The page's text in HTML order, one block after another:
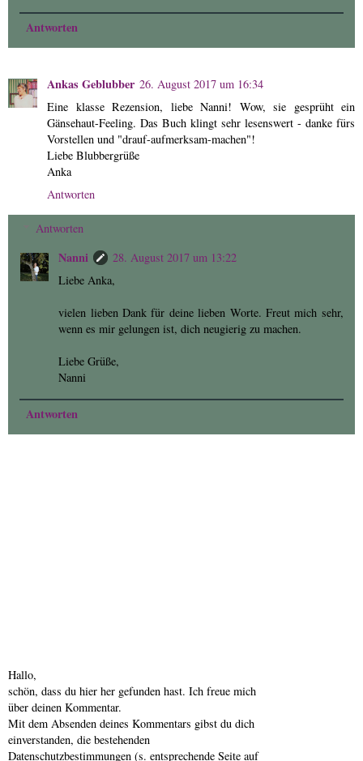
Antworten
Ankas Geblubber 26. August 2017 um 16:34
Eine klasse Rezension, liebe Nanni! Wow, sie gesprüht ein
Gänsehaut-Feeling. Das Buch klingt sehr lesenswert - danke fürs
Vorstellen und "drauf-aufmerksam-machen"!
Liebe Blubbergrüße
Anka
Antworten
Antworten
Nanni
28. August 2017 um 13:22
Liebe Anka,
vielen lieben Dank für deine lieben Worte. Freut mich sehr,
wenn es mir gelungen ist, dich neugierig zu machen.
Liebe Grüße,
Nanni
Antworten
Hallo,
schön, dass du hier her gefunden hast. Ich freue mich
über deinen Kommentar.
Mit dem Absenden deines Kommentars gibst du dich
einverstanden, die bestehenden
Datenschutzbestimmungen (s. entsprechende Seite auf